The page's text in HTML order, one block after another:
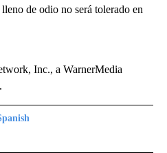
de odio no será tolerado en
Inc., a WarnerMedia
TO RECEIVE NOTIFICATIONS ABOUT